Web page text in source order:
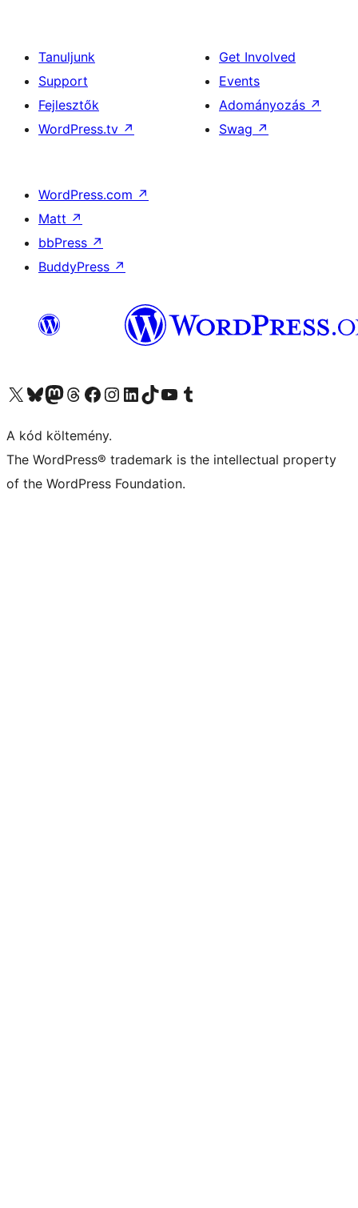
Tanuljunk
Support
Fejlesztők
WordPress.tv ↗
Get Involved
Events
Adományozás ↗
Swag ↗
WordPress.com ↗
Matt ↗
bbPress ↗
BuddyPress ↗
Visit our X (formerly Twitter) account
Visit our Bluesky account
Twitter csatornánk
Visit our Threads account
Facebook oldalunk megtekintése
Visit our Instagram account
Visit our LinkedIn account
Visit our TikTok account
Visit our YouTube channel
Visit our Tumblr account
A kód költemény.
The WordPress® trademark is the intellectual property
of the WordPress Foundation.